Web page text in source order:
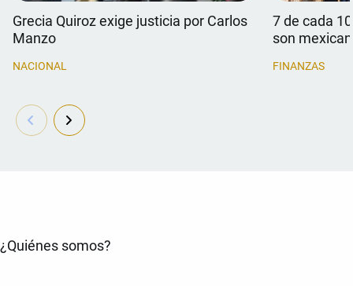
Grecia Quiroz exige justicia por Carlos
Manzo
NACIONAL
7 de cada
son
FINANZAS
¿Quiénes somos?